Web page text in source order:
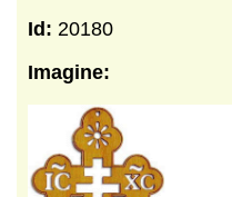
Id: 20180
Imagine: